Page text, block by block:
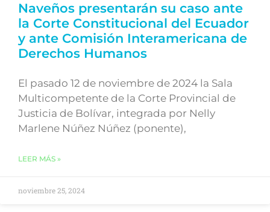
Naveños presentarán su caso ante
la Corte Constitucional del Ecuador
y ante Comisión Interamericana de
Derechos Humanos
El pasado 12 de noviembre de 2024 la Sala
Multicompetente de la Corte Provincial de
Justicia de Bolívar, integrada por Nelly
Marlene Núñez Núñez (ponente),
LEER MÁS »
noviembre 25, 2024